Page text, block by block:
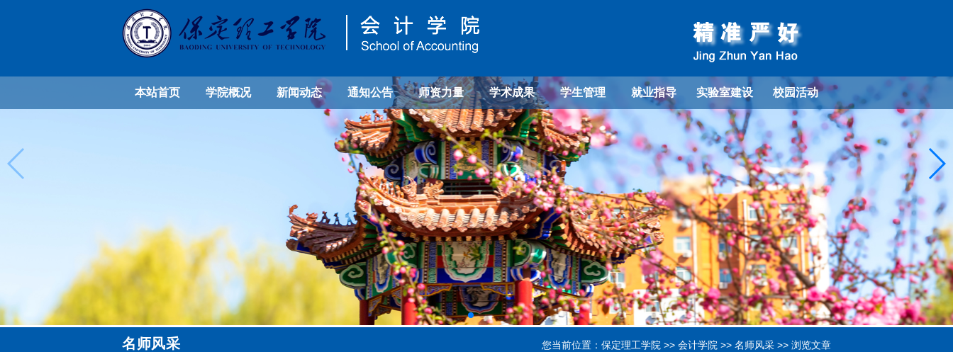
本站首页 学院概况 新闻动态 通知公告 师资力量 学术成果 学生管理 就业指导 实验室建设 校园活动
您当前位置： 保定理工学院 >> 会计学院 >> 名师风采 >> 浏览文章
名师风采